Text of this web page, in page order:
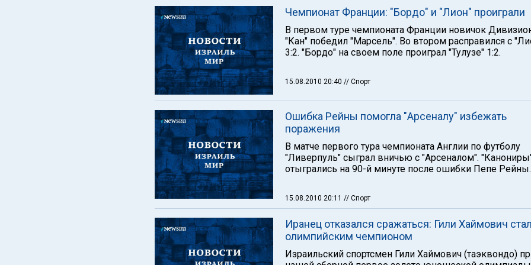
Чемпионат Франции: "Бордо" и "Лион" проиграли
В первом туре чемпионата Франции новичок
"Кан" победил "Марсель". Во втором расправился с
3:2. "Бордо" на своем поле проиграл "Тулузе" 1:2.
15.08.2010 20:40 // Спорт
Ошибка Рейны помогла "Арсеналу" избежать
поражения
В матче первого тура чемпионата Англии по футболу
"Ливерпуль" сыграл вничью с "Арсеналом".
отыгрались на 90-й минуте после ошибки Пепе Рейны.
15.08.2010 20:11 // Спорт
Иранец отказался сражаться: Гили Хаймович стал
олимпийским чемпионом
Израильский спортсмен Гили Хаймович (таэквондо)